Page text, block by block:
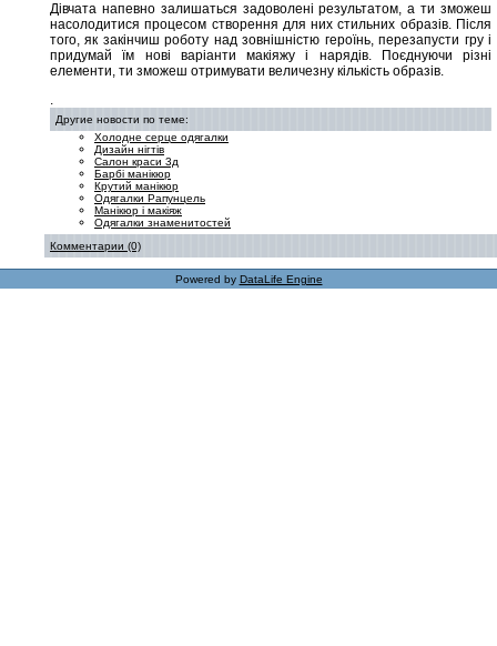
Дівчата напевно залишаться задоволені результатом, а ти зможеш
насолодитися процесом створення для них стильних образів. Після
того, як закінчиш роботу над зовнішністю героїнь, перезапусти гру і
придумай їм нові варіанти макіяжу і нарядів. Поєднуючи різні
елементи, ти зможеш отримувати величезну кількість образів.
.
Другие новости по теме:
Холодне серце одягалки
Дизайн нігтів
Салон краси 3д
Барбі манікюр
Крутий манікюр
Одягалки Рапунцель
Манікюр і макіяж
Одягалки знаменитостей
Комментарии (0)
Powered by DataLife Engine